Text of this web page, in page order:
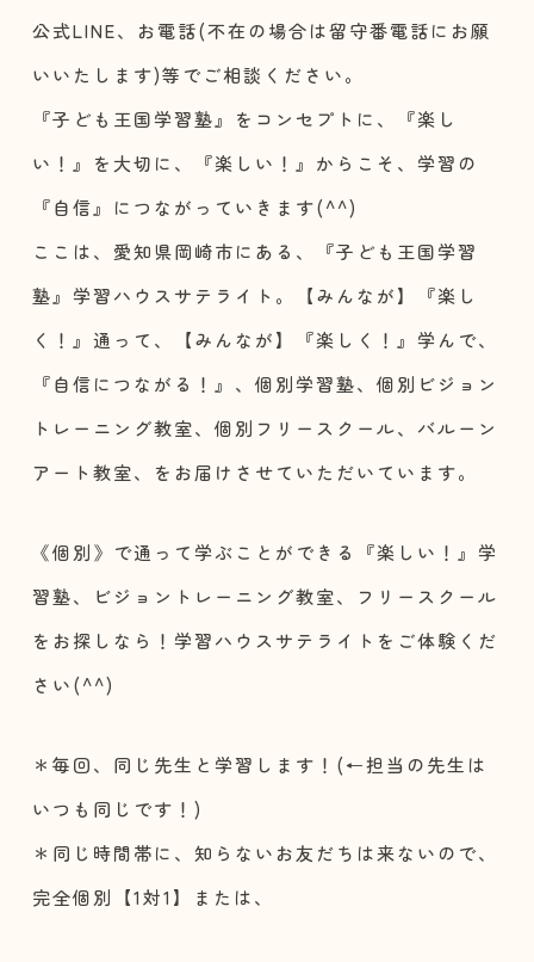
公式LINE、お電話(不在の場合は留守番電話にお願
いいたします)等でご相談ください。
『子ども王国学習塾』をコンセプトに、『楽し
い！』を大切に、『楽しい！』からこそ、学習の
『自信』につながっていきます(^^)
ここは、愛知県岡崎市にある、『子ども王国学習
塾』学習ハウスサテライト。【みんなが】『楽し
く！』通って、【みんなが】『楽しく！』学んで、
『自信につながる！』、個別学習塾、個別ビジョン
トレーニング教室、個別フリースクール、バルーン
アート教室、をお届けさせていただいています。
《個別》で通って学ぶことができる『楽しい！』学
習塾、ビジョントレーニング教室、フリースクール
をお探しなら！学習ハウスサテライトをご体験くだ
さい(^^)
＊毎回、同じ先生と学習します！(←担当の先生は
いつも同じです！)
＊同じ時間帯に、知らないお友だちは来ないので、
完全個別【1対1】または、